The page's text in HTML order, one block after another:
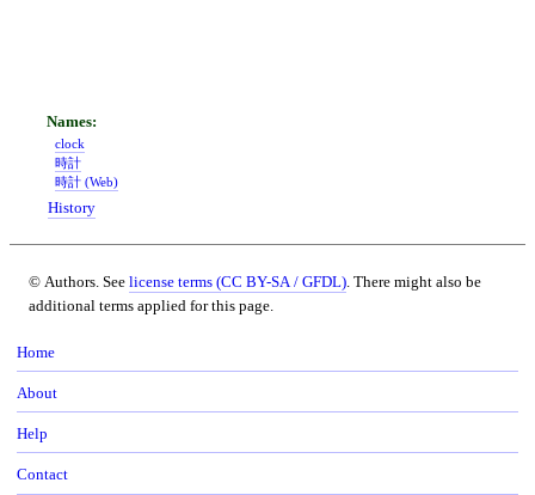
clock
時計
時計 (Web)
History
© Authors. See license terms (CC BY-SA / GFDL). There might also be
additional terms applied for this page.
Home
About
Help
Contact